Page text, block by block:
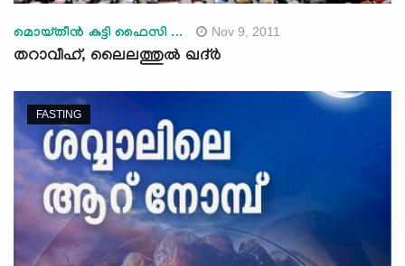
മൊയ്തീന്‍ കുട്ടി ഫൈസി ... Nov 9, 2011
തറാവീഹ്, ലൈലത്തുല്‍ ഖദ്ര്‍
FASTING